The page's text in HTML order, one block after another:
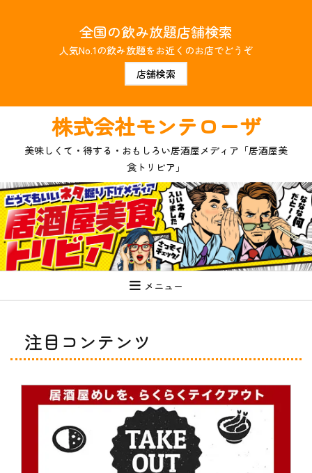
キ
全国の飲み放題店舗検索
人気No.1の飲み放題をお近くのお店でどうぞ
店舗検索
株式会社モンテローザ
美味しくて・得する・おもしろい居酒屋メディア「居酒屋美
食トリビア」
メニュー
注目コンテンツ